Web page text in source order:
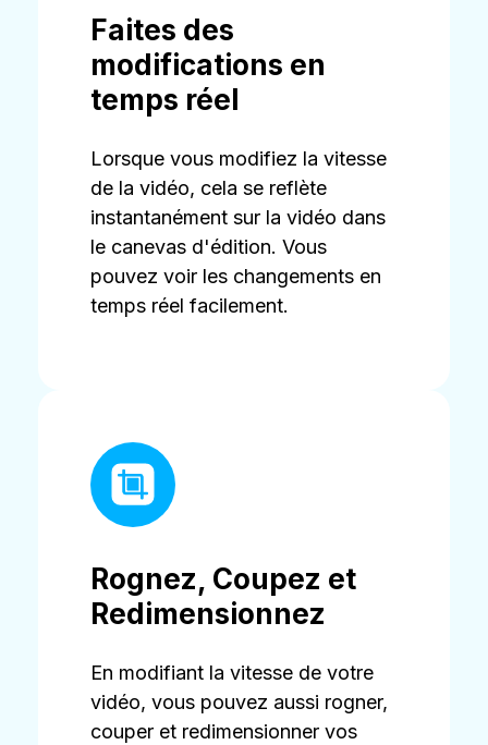
Faites des
modifications en
temps réel
Lorsque vous modifiez la vitesse
de la vidéo, cela se reflète
instantanément sur la vidéo dans
le canevas d'édition. Vous
pouvez voir les changements en
temps réel facilement.
Rognez, Coupez et
Redimensionnez
En modifiant la vitesse de votre
vidéo, vous pouvez aussi rogner,
couper et redimensionner vos